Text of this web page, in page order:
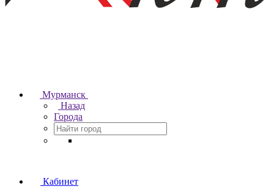
Мурманск
Назад
Города
Кабинет